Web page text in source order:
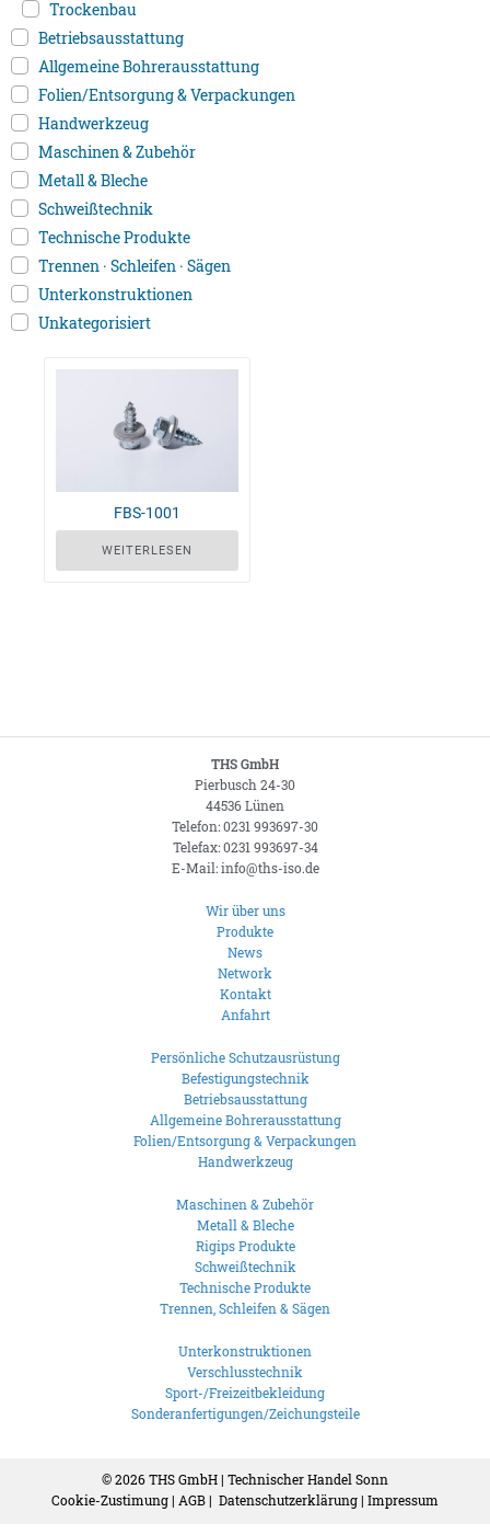
Trockenbau
Betriebsausstattung
Allgemeine Bohrerausstattung
Folien/Entsorgung & Verpackungen
Handwerkzeug
Maschinen & Zubehör
Metall & Bleche
Schweißtechnik
Technische Produkte
Trennen · Schleifen · Sägen
Unterkonstruktionen
Unkategorisiert
FBS-1001
WEITERLESEN
THS GmbH
Pierbusch 24-30
44536 Lünen
Telefon: 0231 993697-30
Telefax: 0231 993697-34
E-Mail: info@ths-iso.de
Wir über uns
Produkte
News
Network
Kontakt
Anfahrt
Persönliche Schutzausrüstung
Befestigungstechnik
Betriebsausstattung
Allgemeine Bohrerausstattung
Folien/Entsorgung & Verpackungen
Handwerkzeug
Maschinen & Zubehör
Metall & Bleche
Rigips Produkte
Schweißtechnik
Technische Produkte
Trennen, Schleifen & Sägen
Unterkonstruktionen
Verschlusstechnik
Sport-/Freizeitbekleidung
Sonderanfertigungen/Zeichungsteile
© 2026THS GmbH | Technischer Handel Sonn
Cookie-Zustimung| AGB| Datenschutzerklärung| Impressum